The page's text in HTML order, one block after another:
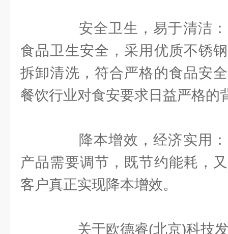
安全卫生，易于清洁：
食品卫生安全，采用优质不锈
拆卸清洗，符合严格的食品安
餐饮行业对食安要求日益严格的
降本增效，经济实用：
产品需要调节，既节约能耗，
客户真正实现降本增效。
关于欧德睿(北京)科技发